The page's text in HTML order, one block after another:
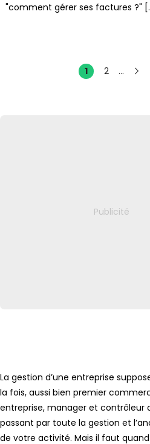
"comment gérer ses factures ?"
1 2 ...
La gestion d’une entreprise
la fois, aussi bien premier
entreprise, manager et contrôleur
passant par toute la gestion et
de votre activité. Mais il faut